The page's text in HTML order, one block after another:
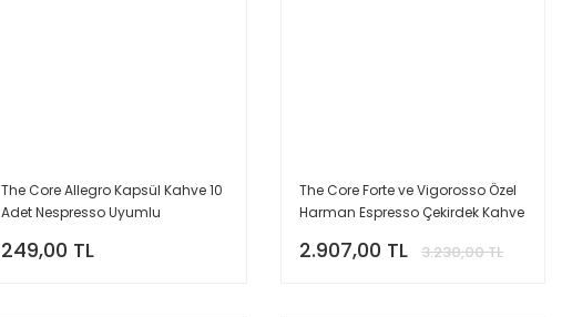
The Core Allegro Kapsül Kahve 10
Adet Nespresso Uyumlu
249,00 TL
The Core Forte ve Vigorosso Özel
Harman Espresso Çekirdek Kahve
2.907,00 TL 3.230,00 TL